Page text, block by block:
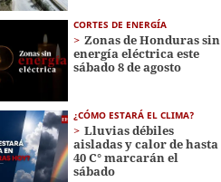
CORTES DE ENERGÍA
Zonas de Honduras sin
energía eléctrica este
sábado 8 de agosto
¿CÓMO ESTARÁ EL CLIMA?
Lluvias débiles
aisladas y calor de hasta
40 C° marcarán el
sábado